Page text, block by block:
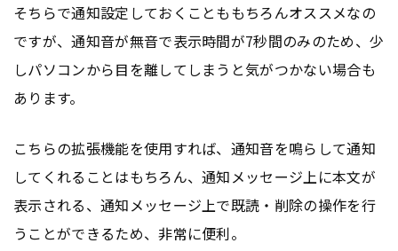
そちらで通知設定しておくことももちろんオススメなの
ですが、通知音が無音で表示時間が7秒間のみのため、少
しパソコンから目を離してしまうと気がつかない場合も
あります。
こちらの拡張機能を使用すれば、通知音を鳴らして通知
してくれることはもちろん、通知メッセージ上に本文が
表示される、通知メッセージ上で既読・削除の操作を行
うことができるため、非常に便利。